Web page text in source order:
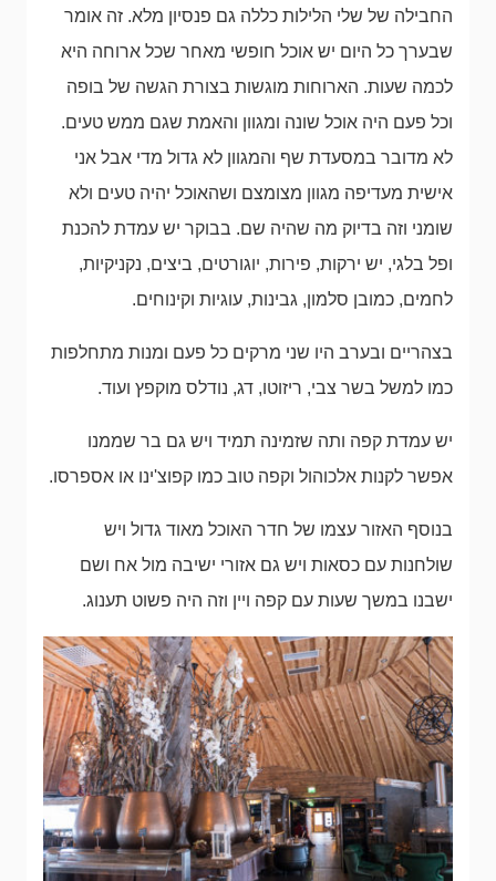
החבילה של שלי הלילות כללה גם פנסיון מלא. זה אומר
שבערך כל היום יש אוכל חופשי מאחר שכל ארוחה היא
לכמה שעות. הארוחות מוגשות בצורת הגשה של בופה
וכל פעם היה אוכל שונה ומגוון והאמת שגם ממש טעים.
לא מדובר במסעדת שף והמגוון לא גדול מדי אבל אני
אישית מעדיפה מגוון מצומצם ושהאוכל יהיה טעים ולא
שומני וזה בדיוק מה שהיה שם. בבוקר יש עמדת להכנת
ופל בלגי, יש ירקות, פירות, יוגורטים, ביצים, נקניקיות,
לחמים, כמובן סלמון, גבינות, עוגיות וקינוחים.
בצהריים ובערב היו שני מרקים כל פעם ומנות מתחלפות
כמו למשל בשר צבי, ריזוטו, דג, נודלס מוקפץ ועוד.
יש עמדת קפה ותה שזמינה תמיד ויש גם בר שממנו
אפשר לקנות אלכוהול וקפה טוב כמו קפוצ'ינו או אספרסו.
בנוסף האזור עצמו של חדר האוכל מאוד גדול ויש
שולחנות עם כסאות ויש גם אזורי ישיבה מול אח ושם
ישבנו במשך שעות עם קפה ויין וזה היה פשוט תענוג.